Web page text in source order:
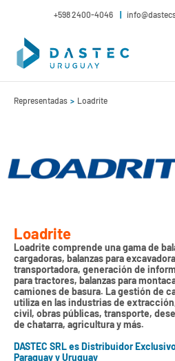
+598 2400-4046
Representadas Loadrite
Loadrite
Loadrite comprende una gama de
cargadoras, balanzas para
transportadora, generación de
para tractores, balanzas para
camiones de basura. La gestión de
utiliza en las industrias de
civil, obras públicas, transporte,
de chatarra, agricultura y más.
DASTEC SRL es Distribuidor
Paraguay y Uruguay